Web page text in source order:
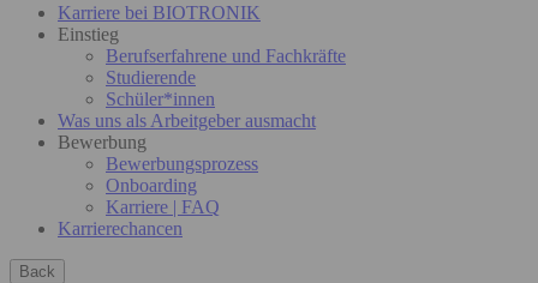
Karriere bei BIOTRONIK
Einstieg
Berufserfahrene und Fachkräfte
Studierende
Schüler*innen
Was uns als Arbeitgeber ausmacht
Bewerbung
Bewerbungsprozess
Onboarding
Karriere | FAQ
Karrierechancen
Back